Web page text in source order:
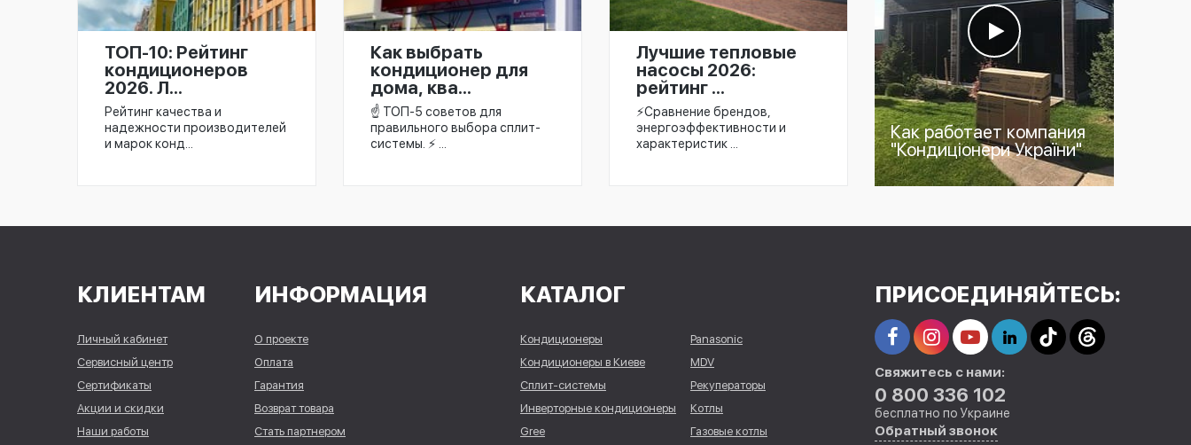
ТОП-10: Рейтинг
кондиционеров
2026. Л...
Рейтинг качества и
надежности производителей
и марок конд...
Как выбрать
кондиционер для
дома, ква...
☝️ ТОП-5 советов для
правильного выбора сплит-
системы. ⚡ ...
Лучшие тепловые
насосы 2026:
рейтинг ...
⚡️Сравнение брендов,
энергоэффективности и
характеристик ...
Как работает компания
"Кондиціонери України"
КЛИЕНТАМ
Личный кабинет
Сервисный центр
Сертификаты
Акции и скидки
Наши работы
ИНФОРМАЦИЯ
О проекте
Оплата
Гарантия
Возврат товара
Стать партнером
КАТАЛОГ
Кондиционеры
Кондиционеры в Киеве
Сплит-системы
Инверторные кондиционеры
Gree
Panasonic
MDV
Рекуператоры
Котлы
Газовые котлы
ПРИСОЕДИНЯЙТЕСЬ:
Свяжитесь с нами:
0 800 336 102
бесплатно по Украине
Обратный звонок